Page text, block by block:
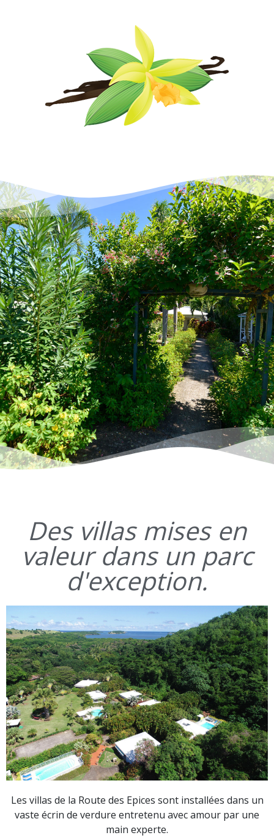
Des villas mises en
valeur dans un parc
d'exception.
Les villas de la Route des Epices sont installées dans un
vaste écrin de verdure entretenu avec amour par une
main experte.